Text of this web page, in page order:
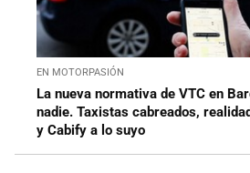
EN MOTORPASIÓN
La nueva normativa de VTC en
nadie. Taxistas cabreados,
y Cabify a lo suyo